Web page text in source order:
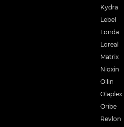
Kydra
Lebel
Londa
Loreal
Matrix
Nioxin
Ollin
Olaplex
Oribe
Revlon